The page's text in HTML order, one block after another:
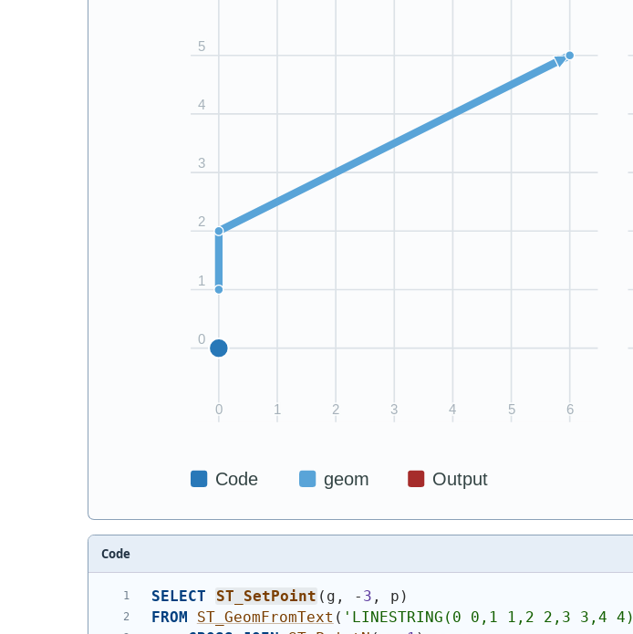
Code
SELECT ST_SetPoint ( g, - 3 , p )
FROM
ST_GeomFromText ( ' LINESTRING(0 0,1 1,2 2,3 3,4 4)